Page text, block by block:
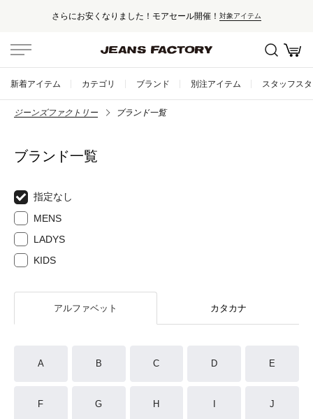
さらにお安くなりました！モアセール開催！ 対象アイテム
新着アイテム カテゴリ ブランド 別注アイテム スタッフス
ジーンズファクトリー ブランド一覧
ブランド一覧
指定なし
MENS
LADYS
KIDS
アルファベット カタカナ
A B C D E
F G H J